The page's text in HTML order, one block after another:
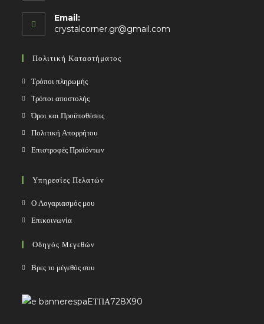
Email:
crystalcorner.gr@gmail.com
Πολιτική Καταστήματος
Τρόποι πληρωμής
Tρόποι αποστολής
Όροι και Προϋποθέσεις
Πολιτική Απορρήτου
Επιστροφές Προϊόντων
Υπηρεσίες Πελατών
Ο Λογαριασμός μου
Επικοινωνία
Οδηγός Μεγεθών
Βρες το μέγεθός σου